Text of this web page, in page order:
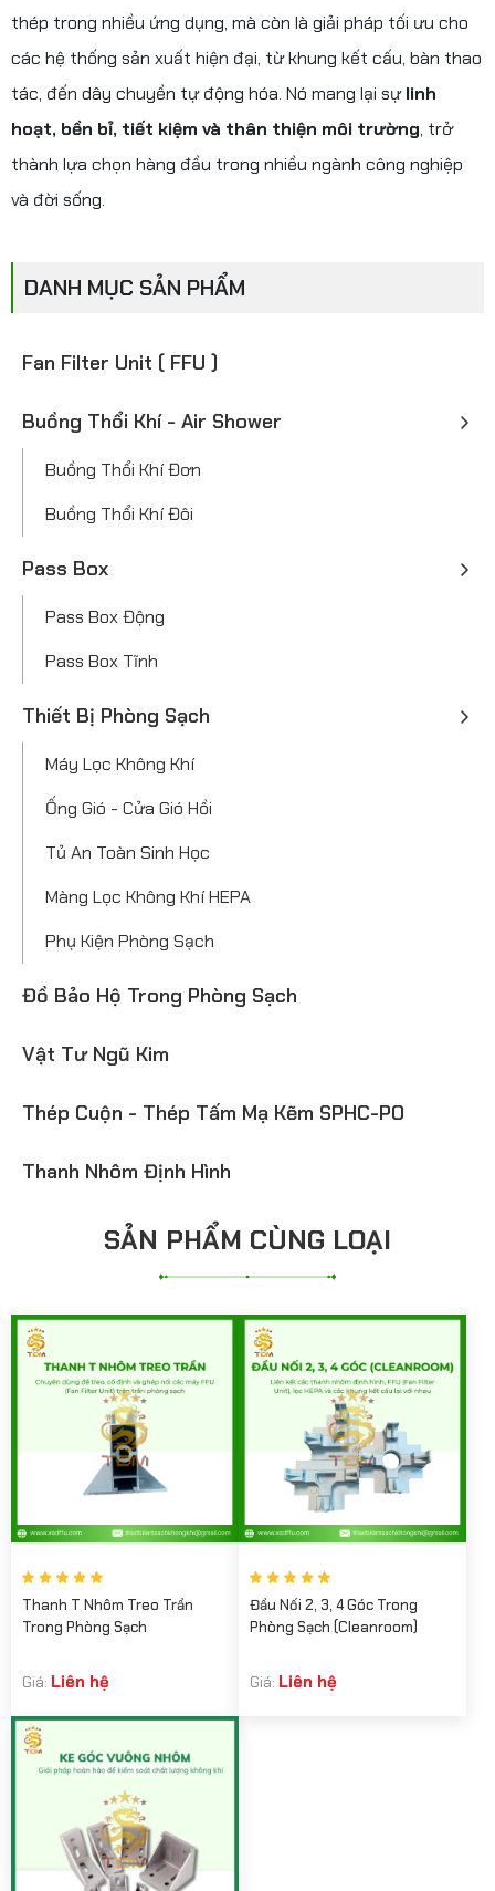
thép trong nhiều ứng dụng, mà còn là giải pháp tối ưu cho
các hệ thống sản xuất hiện đại, từ khung kết cấu, bàn thao
tác, đến dây chuyền tự động hóa. Nó mang lại sựlinh
hoạt, bền bỉ, tiết kiệm và thân thiện môi trường, trở
thành lựa chọn hàng đầu trong nhiều ngành công nghiệp
và đời sống.
DANH MỤC SẢN PHẨM
Fan Filter Unit ( FFU )
Buồng Thổi Khí - Air Shower
Buồng Thổi Khí Đơn
Buồng Thổi Khí Đôi
Pass Box
Pass Box Động
Pass Box Tĩnh
Thiết Bị Phòng Sạch
Máy Lọc Không Khí
Ống Gió - Cửa Gió Hồi
Tủ An Toàn Sinh Học
Màng Lọc Không Khí HEPA
Phụ Kiện Phòng Sạch
Đồ Bảo Hộ Trong Phòng Sạch
Vật Tư Ngũ Kim
Thép Cuộn - Thép Tấm Mạ Kẽm SPHC-PO
Thanh Nhôm Định Hình
SẢN PHẨM CÙNG LOẠI
Thanh T Nhôm Treo Trần
Trong Phòng Sạch
Giá: Liên hệ
Đầu Nối 2, 3, 4 Góc Trong
Phòng Sạch (Cleanroom)
Giá: Liên hệ